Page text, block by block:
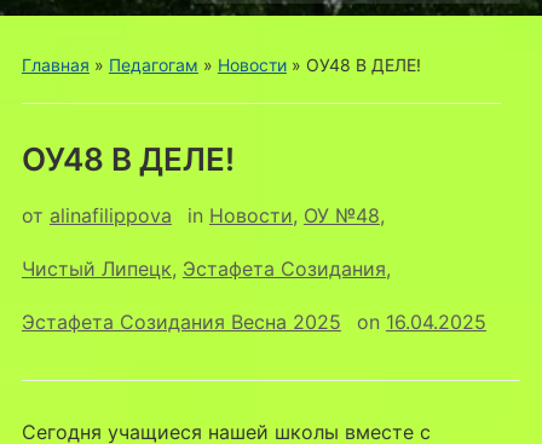
меню
Главная » Педагогам » Новости» ОУ48 В ДЕЛЕ!
ОУ48 В ДЕЛЕ!
от alinafilippova in Новости, ОУ №48,
Чистый Липецк, Эстафета Созидания,
Эстафета Созидания Весна 2025 on 16.04.2025
Сегодня учащиеся нашей школы вместе с